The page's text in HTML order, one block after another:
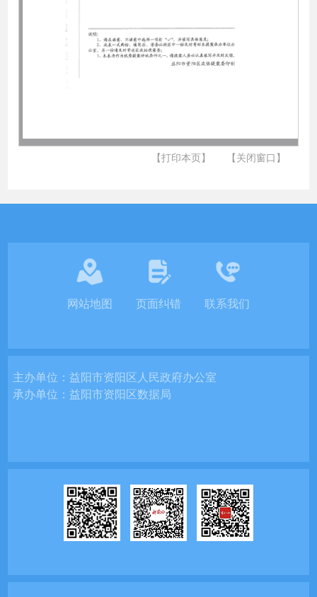
【打印本页】 【关闭窗口】
网站地图 页面纠错 联系我们
主办单位：益阳市资阳区人民政府办公室
承办单位：益阳市资阳区数据局